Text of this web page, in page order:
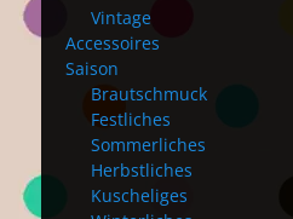
Vintage
Accessoires
Saison
Brautschmuck
Festliches
Sommerliches
Herbstliches
Kuscheliges